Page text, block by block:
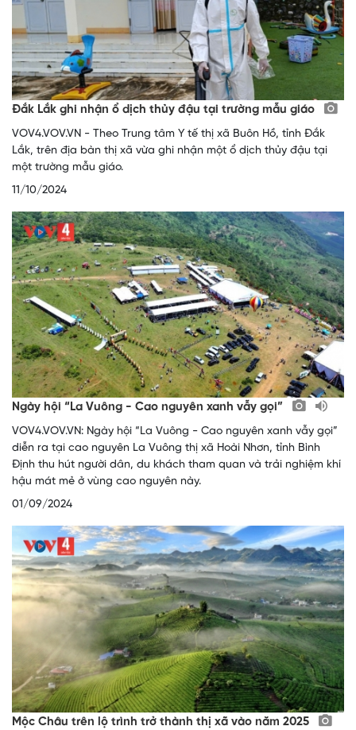
Đắk Lắk ghi nhận ổ dịch thủy đậu tại trường mẫu giáo
VOV4.VOV.VN - Theo Trung tâm Y tế thị xã Buôn Hồ, tỉnh Đắk
Lắk, trên địa bàn thị xã vừa ghi nhận một ổ dịch thủy đậu tại
một trường mẫu giáo.
11/10/2024
Ngày hội “La Vuông - Cao nguyên xanh vẫy gọi”
VOV4.VOV.VN: Ngày hội “La Vuông - Cao nguyên xanh vẫy gọi”
diễn ra tại cao nguyên La Vuông thị xã Hoài Nhơn, tỉnh Bình
Định thu hút người dân, du khách tham quan và trải nghiệm khí
hậu mát mẻ ở vùng cao nguyên này.
01/09/2024
Mộc Châu trên lộ trình trở thành thị xã vào năm 2025